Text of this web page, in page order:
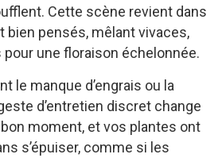
Cette scène revient dans
bien pensés, mêlant vivaces,
une floraison échelonnée.
le manque d’engrais ou la
d’entretien discret change
moment, et vos plantes ont
s’épuiser, comme si les